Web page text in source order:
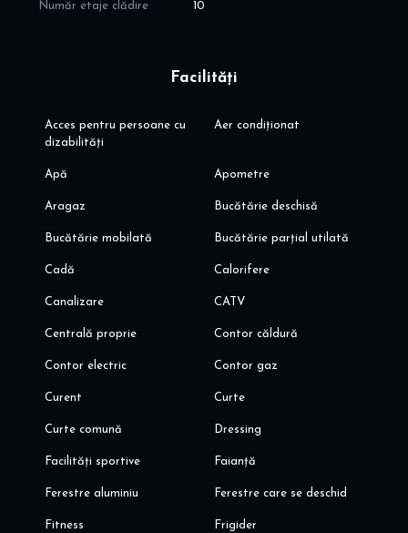
- 1 km: Pipera Plaza, Jysk, DM, Lidl, farmacie, restaurante,
- prestigioase institutii de invatamant de stat si privat
- acces rapid catre A3 si centura Bucuresti
- cele mai importante zone de birouri din Nordul Bucurestiului:
Alina Dinoiu
Pentru mai multe oferte, va invit aici dinoiuimobiliare.ro
Număr etaje clădire 10
Facilități
Acces pentru persoane cu
dizabilități
Aer condiționat
Apă Apometre
Aragaz Bucătărie deschisă
Bucătărie mobilată Bucătărie parțial utilată
Cadă Calorifere
Canalizare CATV
Centrală proprie Contor căldură
Contor electric Contor gaz
Curent Curte
Curte comună Dressing
Facilități sportive Faianță
Ferestre aluminiu Ferestre care se deschid
Fitness Frigider